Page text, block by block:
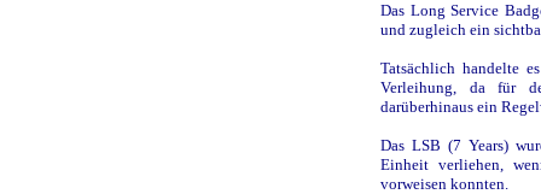
Das Long Service
und zugleich ein
Tatsächlich handelte
Verleihung, da für
darüberhinaus ein
Das LSB (7 Years)
Einheit verliehen,
vorweisen konnten.